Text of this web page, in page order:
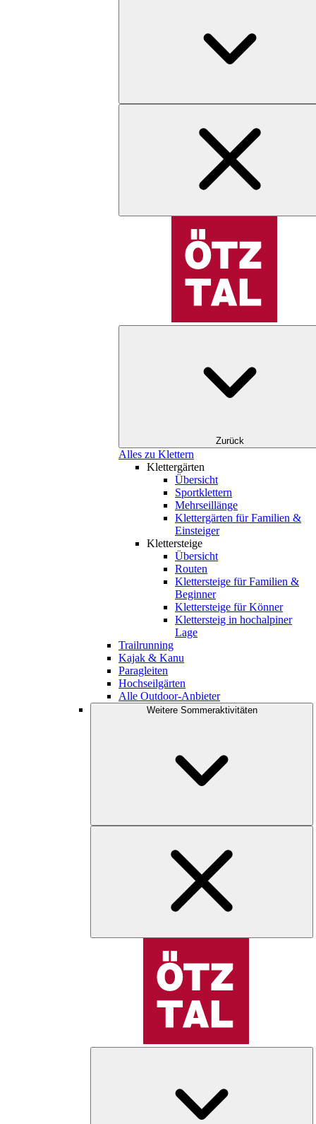
Zurück
Alles zu Klettern
Klettergärten
Übersicht
Sportklettern
Mehrseillänge
Klettergärten für Familien &
Einsteiger
Klettersteige
Übersicht
Routen
Klettersteige für Familien &
Beginner
Klettersteige für Könner
Klettersteig in hochalpiner
Lage
Trailrunning
Kajak & Kanu
Paragleiten
Hochseilgärten
Alle Outdoor-Anbieter
Weitere Sommeraktivitäten